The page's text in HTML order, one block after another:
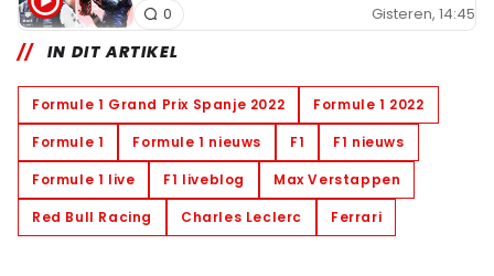
Gisteren, 14:45
0
IN DIT ARTIKEL
Formule 1 Grand Prix Spanje 2022
Formule 1 2022
Formule 1
Formule 1 nieuws F1
F1 nieuws
Formule 1 live
F1 liveblog
Max Verstappen
Red Bull Racing
Charles Leclerc Ferrari